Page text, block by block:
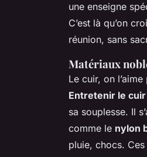
une enseigne
C’est là qu’on
réunion, sans
Matériaux
Le cuir, on
Entretenir le
sa souplesse. Il
comme le nylon
pluie, chocs.